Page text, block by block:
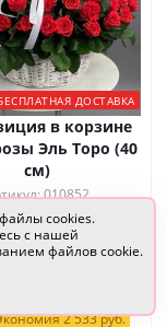
ДОСТАВКА
в корзине
Эль Торо (40
см)
010852
507 руб.
руб.
2 533 руб.
cookies.
с нашей
файлов cookie.